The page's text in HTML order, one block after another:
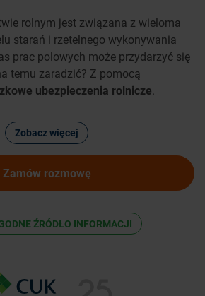
rolnym jest związana z wieloma
starań i rzetelnego wykonywania
prac polowych może przydarzyć się
temu zaradzić? Z pomocą
ubezpieczenia rolnicze.
Zobacz więcej
Zamów rozmowę
ŹRÓDŁO INFORMACJI